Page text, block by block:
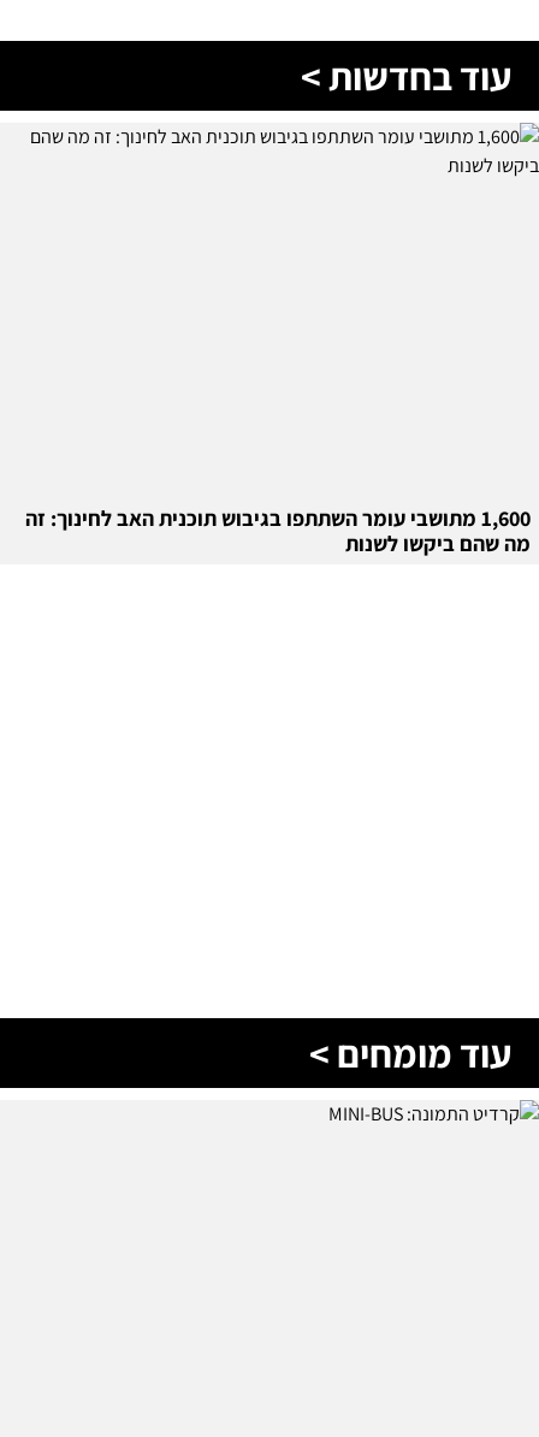
עוד בחדשות >
1,600 מתושבי עומר השתתפו בגיבוש תוכנית האב לחינוך: זה
מה שהם ביקשו לשנות
עוד מומחים >